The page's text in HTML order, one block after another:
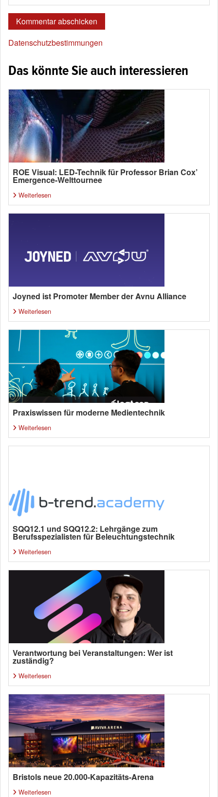
Datenschutzbestimmungen
Das könnte Sie auch interessieren
ROE Visual: LED-Technik für Professor Brian Cox’
Emergence-Welttournee
Weiterlesen
Joyned ist Promoter Member der Avnu Alliance
Weiterlesen
Praxiswissen für moderne Medientechnik
Weiterlesen
SQQ12.1 und SQQ12.2: Lehrgänge zum
Berufsspezialisten für Beleuchtungstechnik
Weiterlesen
Verantwortung bei Veranstaltungen: Wer ist
zuständig?
Weiterlesen
Bristols neue 20.000-Kapazitäts-Arena
Weiterlesen